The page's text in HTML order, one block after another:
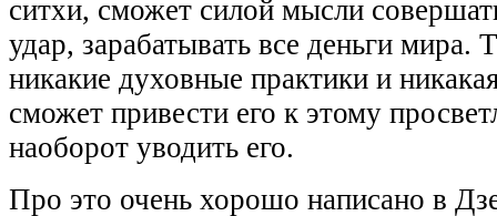
ситхи, сможет силой мысли
удар, зарабатывать все деньги мира.
никакие духовные практики и
сможет привести его к этому
наоборот уводить его.
Про это очень хорошо написано в